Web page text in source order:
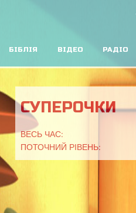
БІБЛІЯ ВІДЕО РАДІО
СУПЕРОЧКИ
ВЕСЬ ЧАС:
ПОТОЧНИЙ РІВЕНЬ: